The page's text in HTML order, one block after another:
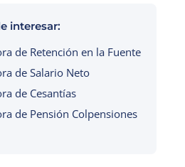
interesar:
de Retención en la Fuente
de Salario Neto
de Cesantías
de Pensión Colpensiones